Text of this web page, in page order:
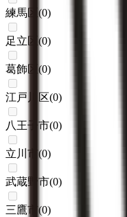
練馬区 (0)
足立区 (0)
葛飾区 (0)
江戸川区(0)
八王子市(0)
立川市 (0)
武蔵野市(0)
三鷹市 (0)